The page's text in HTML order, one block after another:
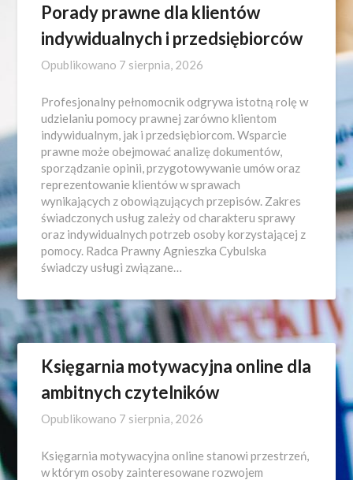
Porady prawne dla klientów
indywidualnych i przedsiębiorców
Opublikowano 7 sierpnia, 2026
Profesjonalny pełnomocnik odgrywa istotną rolę w
udzielaniu pomocy prawnej zarówno klientom
indywidualnym, jak i przedsiębiorcom. Wsparcie
prawne może obejmować analizę dokumentów,
sporządzanie opinii, przygotowywanie umów oraz
reprezentowanie klientów w sprawach
wynikających z obowiązujących przepisów. Zakres
świadczonych usług zależy od charakteru sprawy
oraz indywidualnych potrzeb osoby korzystającej z
pomocy. Radca Prawny Agnieszka Cybulska
świadczy usługi związane…
Księgarnia motywacyjna online dla
ambitnych czytelników
Opublikowano 7 sierpnia, 2026
Księgarnia motywacyjna online stanowi przestrzeń,
w którym osoby zainteresowane rozwojem